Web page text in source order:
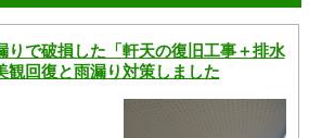
りで破損した「軒天の復旧工事＋排水
観回復と雨漏り対策しました